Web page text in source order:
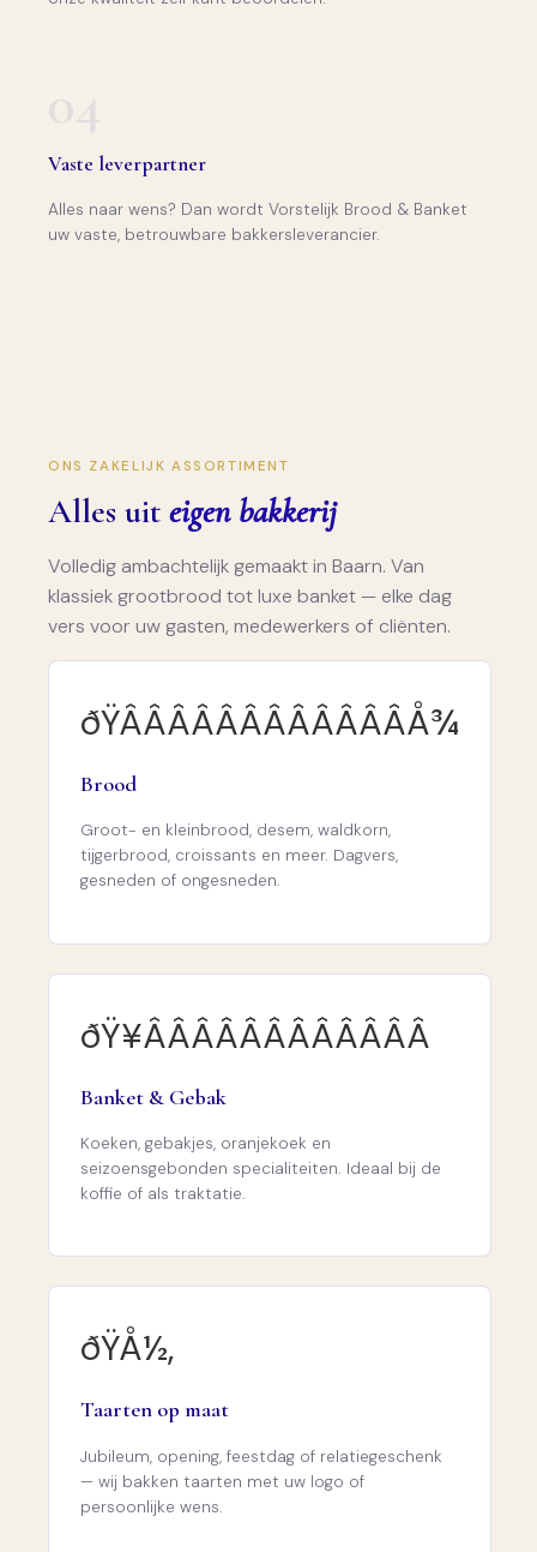
Vaste leverpartner
Alles naar wens? Dan wordt Vorstelijk Brood & Banket
uw vaste, betrouwbare bakkersleverancier.
ONS ZAKELIJK ASSORTIMENT
Alles uit eigen bakkerij
Volledig ambachtelijk gemaakt in Baarn. Van
klassiek grootbrood tot luxe banket — elke dag
vers voor uw gasten, medewerkers of cliënten.
ðŸÂÂÂÂÂÂÂÂÂÂÂÂÅ¾
Brood
Groot- en kleinbrood, desem, waldkorn,
tijgerbrood, croissants en meer. Dagvers,
gesneden of ongesneden.
ðŸ¥ÂÂÂÂÂÂÂÂÂÂÂÂ
Banket & Gebak
Koeken, gebakjes, oranjekoek en
seizoensgebonden specialiteiten. Ideaal bij de
koffie of als traktatie.
ðŸÅ½‚
Taarten op maat
Jubileum, opening, feestdag of relatiegeschenk
— wij bakken taarten met uw logo of
persoonlijke wens.